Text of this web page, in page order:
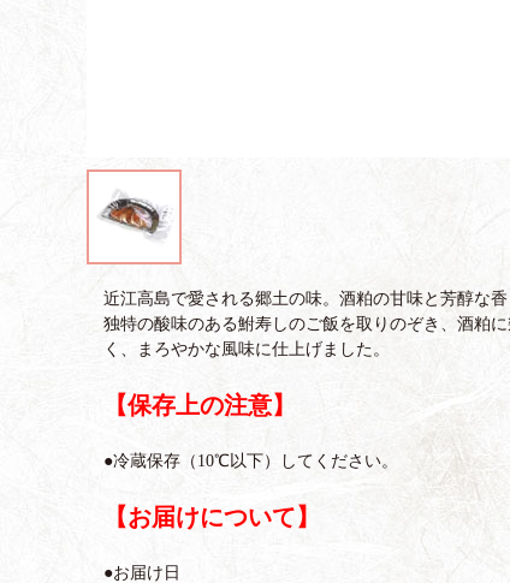
近江高島で愛される郷土の味。酒粕の甘味と芳醇な
独特の酸味のある鮒寿しのご飯を取りのぞき、酒粕
く、まろやかな風味に仕上げました。
【保存上の注意】
●冷蔵保存（10℃以下）してください。
【お届けについて】
●お届け日